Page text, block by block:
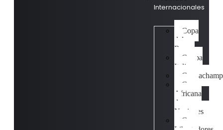
Internacionales
Copa
del
Rey
Coppa
Italia
Copa
Africana
de
Naciones
Copa